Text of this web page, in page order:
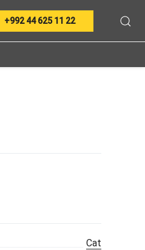
+992 44 625 11 22
Cat